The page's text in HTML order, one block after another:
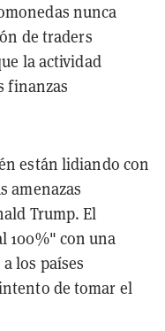
nunca
de traders
la actividad
finanzas
están lidiando con
amenazas
Trump. El
100%" con una
los países
de tomar el